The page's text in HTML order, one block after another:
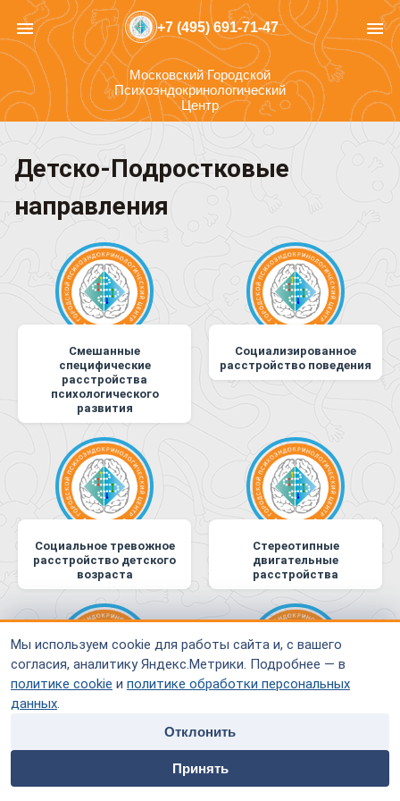
Мы используем cookie для работы сайта и, с вашего
согласия, аналитику Яндекс.Метрики. Подробнее — в
политике cookie и политике обработки персональных
данных.
Отклонить
Принять
home people
Специалисты
payment contacts
menu +7 (495) 691-71-47 menu
Московский Городской
Психоэндокринологический
Центр
Детско-Подростковые
направления
Смешанные
специфические
расстройства
психологического
развития
Социализированное
расстройство поведения
Социальное тревожное
расстройство детского
возраста
Стереотипные
двигательные
расстройства
Тики неуточнённые